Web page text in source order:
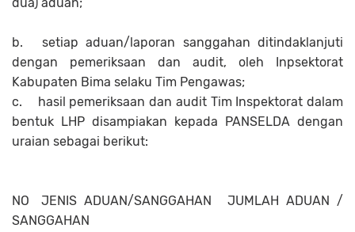
dua) aduan;
b.
setiap aduan/laporan sanggahan ditindaklanjuti
dengan pemeriksaan dan audit, oleh Inpsektorat
Kabupaten Bima selaku Tim Pengawas;
c.
hasil pemeriksaan dan audit Tim Inspektorat dalam
bentuk LHP disampiakan kepada PANSELDA dengan
uraian sebagai berikut:
NO JENIS ADUAN/SANGGAHAN
JUMLAH ADUAN /
SANGGAHAN